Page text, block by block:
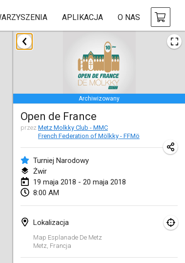
APLIKACJA O NAS
Archiwizowany
Open de France
przez Metz Molkky Club - MMC
French Federation of Mölkky - FFMö
Turniej Narodowy
Żwir
19 maja 2018 - 20 maja 2018
8:00 AM
Lokalizacja
Map Esplanade De Metz
Metz Francja
styczeń 2018
Open des rois de Mölkky
21 sty 2018|Francja
Individuel du Garo
21 sty 2018 |Francja
Tournoi d'Hiver
27 sty 2018|Francja
27 sty 2018|Francja
Lumi Mölkky
3 lut 2018